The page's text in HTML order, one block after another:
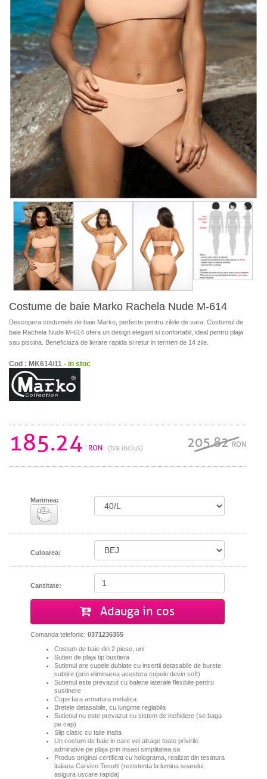
Costume de baie Marko Rachela Nude M-614
Descopera costumele de baie Marko, perfecte pentru zilele de vara. Costumul de
baie Rachela Nude M-614 ofera un design elegant si confortabil, ideal pentru plaja
sau piscina. Beneficiaza de livrare rapida si retur in termen de 14 zile.
Cod : MK614/11 - in stoc
185.24 RON (tva inclus) 205.82RON
Marimea:
Culoarea:
Cantitate:
Adauga in cos
Comanda telefonic: 0371236355
Costum de baie din 2 piese, uni
Sutien de plaja tip bustiera
Sutienul are cupele dublate cu insertii detasabile de burete
subtire (prin eliminarea acestora cupele devin soft)
Sutienul este prevazut cu balene laterale flexibile pentru
sustinere
Cupe fara armatura metalica
Bretele detasabile, cu lungime reglabila
Sutienul nu este prevazut cu sistem de inchidere (se baga
pe cap)
Slip clasic cu talie inalta
Un costum de baie in care vei atrage toate privirile
admirative pe plaja prin insasi simplitatea sa
Produs original certificat cu holograma, realizat din tesatura
italiana Carvico Tesutti (rezistenta la lumina soarelui,
asigura uscare rapida)